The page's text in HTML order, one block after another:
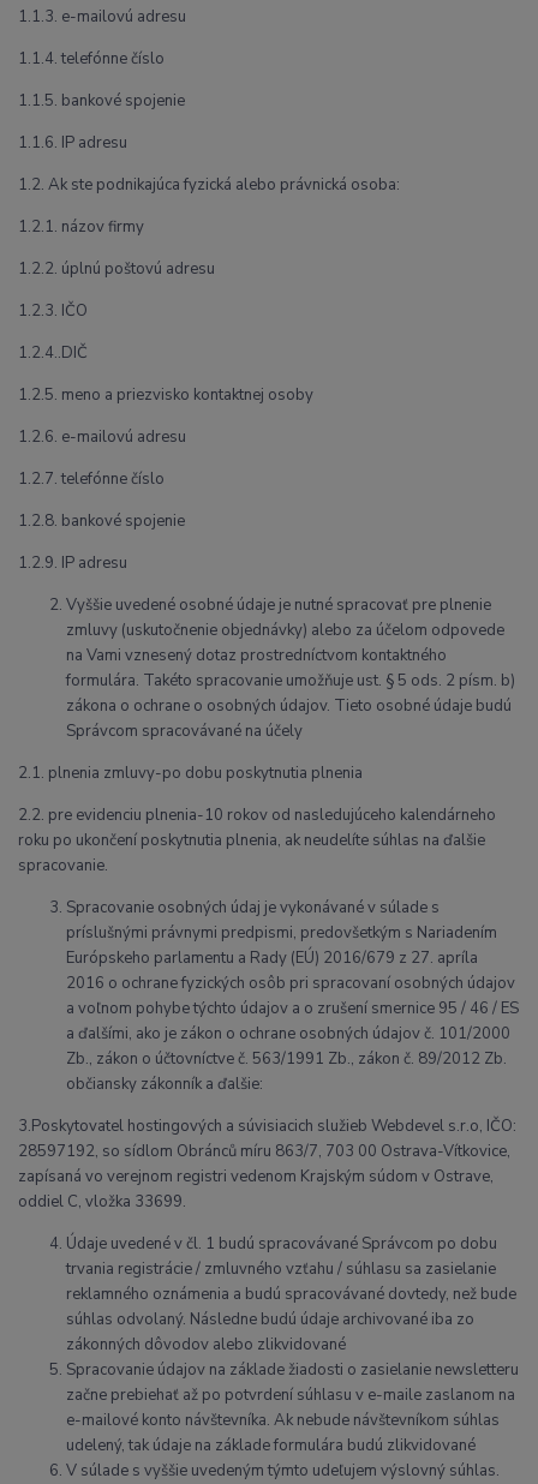
1.1.3. e-mailovú adresu
1.1.4. telefónne číslo
1.1.5. bankové spojenie
1.1.6. IP adresu
1.2. Ak ste podnikajúca fyzická alebo právnická osoba:
1.2.1. názov firmy
1.2.2. úplnú poštovú adresu
1.2.3. IČO
1.2.4..DIČ
1.2.5. meno a priezvisko kontaktnej osoby
1.2.6. e-mailovú adresu
1.2.7. telefónne číslo
1.2.8. bankové spojenie
1.2.9. IP adresu
Vyššie uvedené osobné údaje je nutné spracovať pre plnenie
zmluvy (uskutočnenie objednávky) alebo za účelom odpovede
na Vami vznesený dotaz prostredníctvom kontaktného
formulára. Takéto spracovanie umožňuje ust. § 5 ods. 2 písm. b)
zákona o ochrane o osobných údajov. Tieto osobné údaje budú
Správcom spracovávané na účely
2.1. plnenia zmluvy-po dobu poskytnutia plnenia
2.2. pre evidenciu plnenia-10 rokov od nasledujúceho kalendárneho
roku po ukončení poskytnutia plnenia, ak neudelíte súhlas na ďalšie
spracovanie.
Spracovanie osobných údaj je vykonávané v súlade s
príslušnými právnymi predpismi, predovšetkým s Nariadením
Európskeho parlamentu a Rady (EÚ) 2016/679 z 27. apríla
2016 o ochrane fyzických osôb pri spracovaní osobných údajov
a voľnom pohybe týchto údajov a o zrušení smernice 95 / 46 / ES
a ďalšími, ako je zákon o ochrane osobných údajov č. 101/2000
Zb., zákon o účtovníctve č. 563/1991 Zb., zákon č. 89/2012 Zb.
občiansky zákonník a ďalšie:
3.Poskytovatel hostingových a súvisiacich služieb Webdevel s.r.o, IČO:
28597192, so sídlom Obránců míru 863/7, 703 00 Ostrava-Vítkovice,
zapísaná vo verejnom registri vedenom Krajským súdom v Ostrave,
oddiel C, vložka 33699.
Údaje uvedené v čl. 1 budú spracovávané Správcom po dobu
trvania registrácie / zmluvného vzťahu / súhlasu sa zasielanie
reklamného oznámenia a budú spracovávané dovtedy, než bude
súhlas odvolaný. Následne budú údaje archivované iba zo
zákonných dôvodov alebo zlikvidované
Spracovanie údajov na základe žiadosti o zasielanie newsletteru
začne prebiehať až po potvrdení súhlasu v e-maile zaslanom na
e-mailové konto návštevníka. Ak nebude návštevníkom súhlas
udelený, tak údaje na základe formulára budú zlikvidované
V súlade s vyššie uvedeným týmto udeľujem výslovný súhlas.